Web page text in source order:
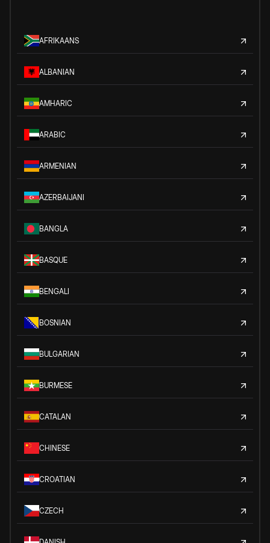
AFRIKAANS
ALBANIAN
AMHARIC
ARABIC
ARMENIAN
AZERBAIJANI
BANGLA
BASQUE
BENGALI
BOSNIAN
BULGARIAN
BURMESE
CATALAN
CHINESE
CROATIAN
CZECH